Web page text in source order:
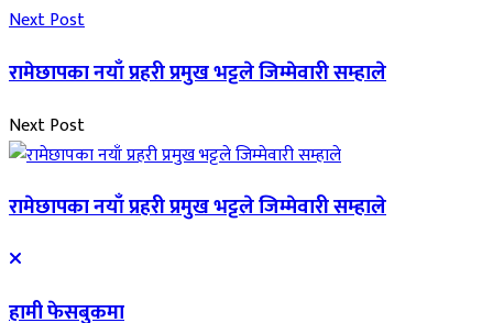
Next Post
रामेछापका नयाँ प्रहरी प्रमुख भट्टले जिम्मेवारी सम्हाले
Next Post
रामेछापका नयाँ प्रहरी प्रमुख भट्टले जिम्मेवारी सम्हाले
हामी फेसबुकमा